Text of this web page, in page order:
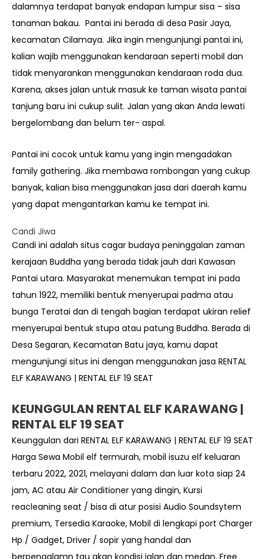
dalamnya terdapat banyak endapan lumpur sisa – sisa
tanaman bakau. Pantai ini berada di desa Pasir Jaya,
kecamatan Cilamaya. Jika ingin mengunjungi pantai ini,
kalian wajib menggunakan kendaraan seperti mobil dan
tidak menyarankan menggunakan kendaraan roda dua.
Karena, akses jalan untuk masuk ke taman wisata pantai
tanjung baru ini cukup sulit. Jalan yang akan Anda lewati
bergelombang dan belum ter- aspal.
Pantai ini cocok untuk kamu yang ingin mengadakan
family gathering. Jika membawa rombongan yang cukup
banyak, kalian bisa menggunakan jasa dari daerah kamu
yang dapat mengantarkan kamu ke tempat ini.
Candi Jiwa
Candi ini adalah situs cagar budaya peninggalan zaman
kerajaan Buddha yang berada tidak jauh dari Kawasan
Pantai utara. Masyarakat menemukan tempat ini pada
tahun 1922, memiliki bentuk menyerupai padma atau
bunga Teratai dan di tengah bagian terdapat ukiran relief
menyerupai bentuk stupa atau patung Buddha. Berada di
Desa Segaran, Kecamatan Batu jaya, kamu dapat
mengunjungi situs ini dengan menggunakan jasa RENTAL
ELF KARAWANG | RENTAL ELF 19 SEAT
KEUNGGULAN RENTAL ELF KARAWANG |
RENTAL ELF 19 SEAT
Keunggulan dari RENTAL ELF KARAWANG | RENTAL ELF 19 SEAT
Harga Sewa Mobil elf termurah, mobil isuzu elf keluaran
terbaru 2022, 2021, melayani dalam dan luar kota siap 24
jam, AC atau Air Conditioner yang dingin, Kursi
reacleaning seat / bisa di atur posisi Audio Soundsytem
premium, Tersedia Karaoke, Mobil di lengkapi port Charger
Hp / Gadget, Driver / sopir yang handal dan
berpengalamn tau akan kondisi jalan dan medan, Free